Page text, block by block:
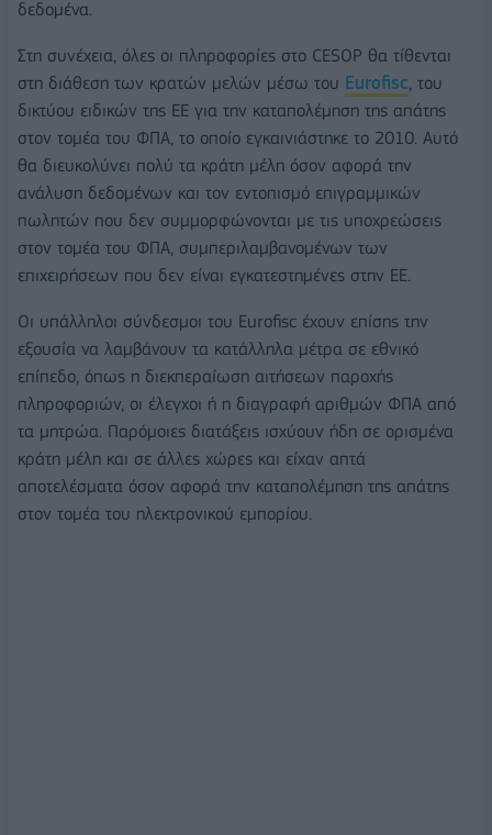
δεδομένα.
Στη συνέχεια, όλες οι πληροφορίες στο CESOP θα τίθενται
στη διάθεση των κρατών μελών μέσω του Eurofisc , του
δικτύου ειδικών της ΕΕ για την καταπολέμηση της απάτης
στον τομέα του ΦΠΑ, το οποίο εγκαινιάστηκε το 2010. Αυτό
θα διευκολύνει πολύ τα κράτη μέλη όσον αφορά την
ανάλυση δεδομένων και τον εντοπισμό επιγραμμικών
πωλητών που δεν συμμορφώνονται με τις υποχρεώσεις
στον τομέα του ΦΠΑ, συμπεριλαμβανομένων των
επιχειρήσεων που δεν είναι εγκατεστημένες στην ΕΕ.
Οι υπάλληλοι σύνδεσμοι του Eurofisc έχουν επίσης την
εξουσία να λαμβάνουν τα κατάλληλα μέτρα σε εθνικό
επίπεδο, όπως η διεκπεραίωση αιτήσεων παροχής
πληροφοριών, οι έλεγχοι ή η διαγραφή αριθμών ΦΠΑ από
τα μητρώα. Παρόμοιες διατάξεις ισχύουν ήδη σε ορισμένα
κράτη μέλη και σε άλλες χώρες και είχαν απτά
αποτελέσματα όσον αφορά την καταπολέμηση της απάτης
στον τομέα του ηλεκτρονικού εμπορίου.